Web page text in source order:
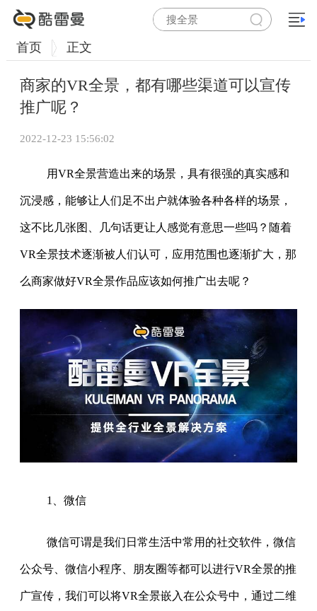
首页 正文
商家的VR全景，都有哪些渠道可以宣传
推广呢？
2022-12-23 15:56:02
用VR全景营造出来的场景，具有很强的真实感和
沉浸感，能够让人们足不出户就体验各种各样的场景，
这不比几张图、几句话更让人感觉有意思一些吗？随着
VR全景技术逐渐被人们认可，应用范围也逐渐扩大，那
么商家做好VR全景作品应该如何推广出去呢？
1、微信
微信可谓是我们日常生活中常用的社交软件，微信
公众号、微信小程序、朋友圈等都可以进行VR全景的推
广宣传，我们可以将VR全景嵌入在公众号中，通过二维